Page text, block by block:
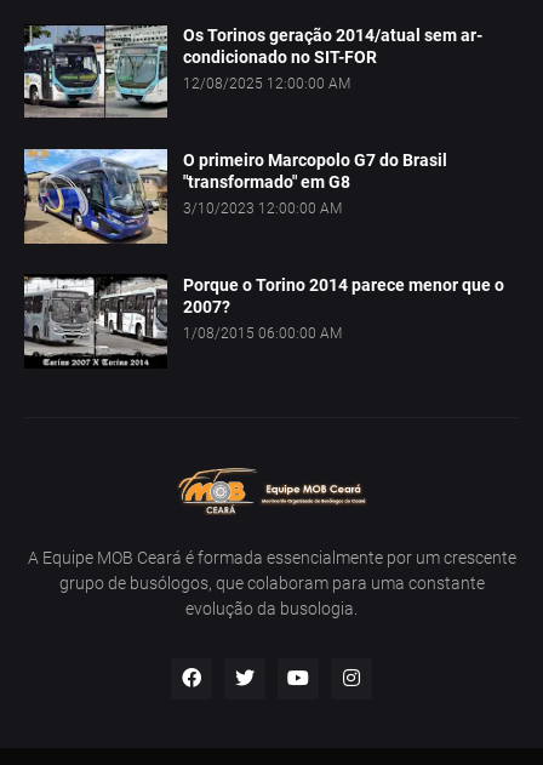
Os Torinos geração 2014/atual sem ar-
condicionado no SIT-FOR
12/08/2025 12:00:00 AM
O primeiro Marcopolo G7 do Brasil
"transformado" em G8
3/10/2023 12:00:00 AM
Porque o Torino 2014 parece menor que o
2007?
1/08/2015 06:00:00 AM
A Equipe MOB Ceará é formada essencialmente por um crescente
grupo de busólogos, que colaboram para uma constante
evolução da busologia.